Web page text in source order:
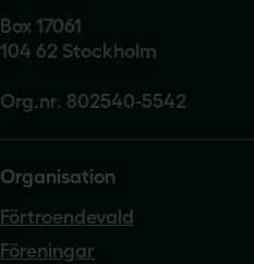
Box 17061
104 62 Stockholm
Org.nr. 802540-5542
Organisation
Förtroendevald
Föreningar